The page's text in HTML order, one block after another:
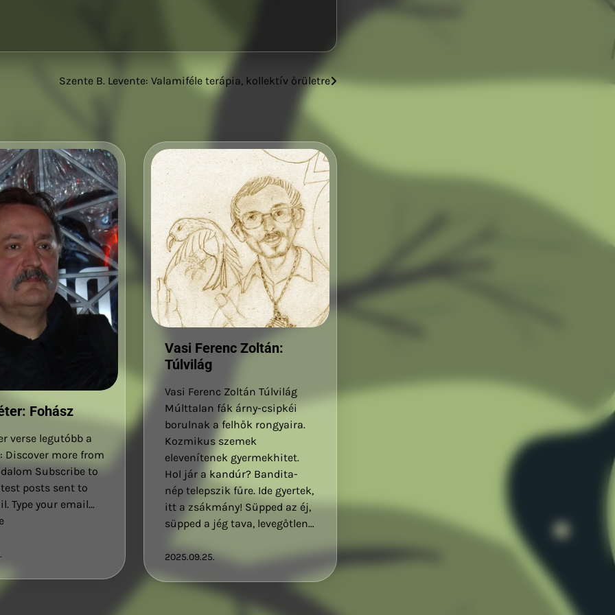
Szente B. Levente: Valamiféle terápia, kollektív őrületre
Fohász
verse legutóbb a
Discover more from
Subscribe to
posts sent to
Type your email…
Vasi Ferenc Zoltán:
Túlvilág
Vasi Ferenc Zoltán Túlvilág
Múlttalan fák árny-csipkéi
borulnak a felhők rongyaira.
Kozmikus szemek
elevenítenek gyermekhitet.
Hol jár a kandúr? Bandita-
nép telepszik fűre. Ide gyertek,
itt a zsákmány! Süpped az éj,
süpped a jég tava, levegőtlen…
2025.09.25.